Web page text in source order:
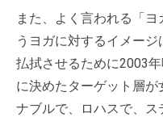
また、よく言われる「
うヨガに対するイメー
払拭させるために2003
に決めたターゲット層
ナブルで、ロハスで、